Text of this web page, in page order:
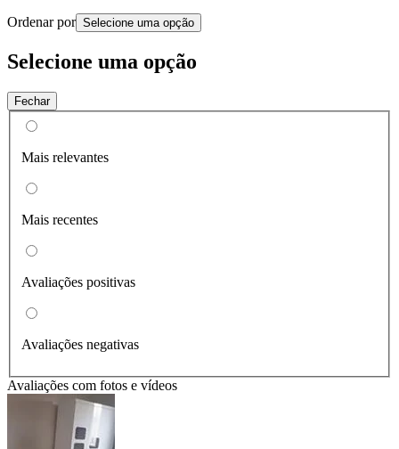
Ordenar por Selecione uma opção
Selecione uma opção
Fechar
Mais relevantes
Mais recentes
Avaliações positivas
Avaliações negativas
Avaliações com fotos e vídeos